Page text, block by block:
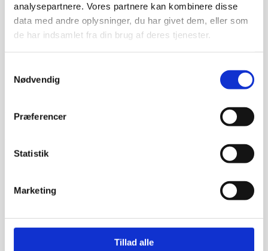
analysepartnere. Vores partnere kan kombinere disse
data med andre oplysninger, du har givet dem, eller som
de har indsamlet fra din brug af deres tjenester.
Nødvendig
Præferencer
Statistik
Marketing
Tillad alle
LikeG kollektion kr.75,00
kr.69,00
LikeG magnet
Villestoftehaven 98
Mobil nr .: 71706126
Bankoplysninger:
Danske Bank.
Produkter